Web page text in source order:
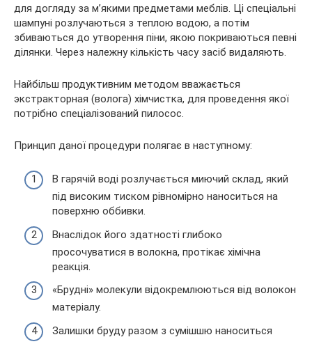
для догляду за м’якими предметами меблів. Ці спеціальні
шампуні розлучаються з теплою водою, а потім
збиваються до утворення піни, якою покриваються певні
ділянки. Через належну кількість часу засіб видаляють.
Найбільш продуктивним методом вважається
экстракторная (волога) хімчистка, для проведення якої
потрібно спеціалізований пилосос.
Принцип даної процедури полягає в наступному:
В гарячій воді розлучається миючий склад, який
під високим тиском рівномірно наноситься на
поверхню оббивки.
Внаслідок його здатності глибоко
просочуватися в волокна, протікає хімічна
реакція.
«Брудні» молекули відокремлюються від волокон
матеріалу.
Залишки бруду разом з сумішшю наноситься